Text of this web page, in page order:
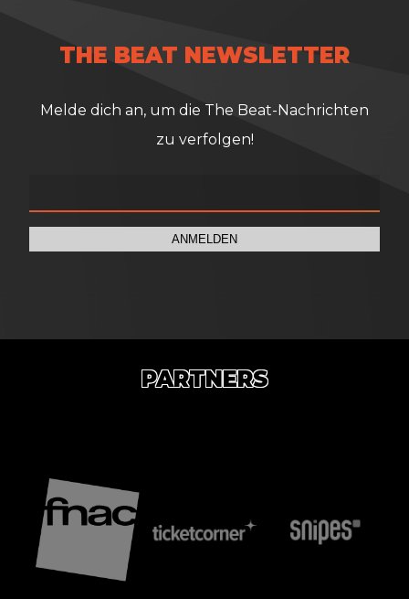
THE BEAT NEWSLETTER
Melde dich an, um die The Beat-Nachrichten
zu verfolgen!
ANMELDEN
PARTNERS